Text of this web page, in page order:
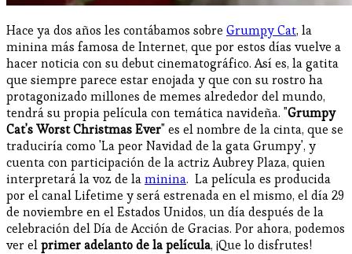
Hace ya dos años les contábamos sobre Grumpy Cat, la
minina más famosa de Internet, que por estos días vuelve a
hacer noticia con su debut cinematográfico. Así es, la gatita
que siempre parece estar enojada y que con su rostro ha
protagonizado millones de memes alrededor del mundo,
tendrá su propia película con temática navideña. "Grumpy
Cat's Worst Christmas Ever" es el nombre de la cinta, que se
traduciría como 'La peor Navidad de la gata Grumpy', y
cuenta con participación de la actriz Aubrey Plaza, quien
interpretará la voz de laminina. La película es producida
por el canal Lifetime y será estrenada en el mismo, el día 29
de noviembre en el Estados Unidos, un día después de la
celebración del Día de Acción de Gracias. Por ahora, podemos
ver elprimer adelanto de la película, ¡Que lo disfrutes!